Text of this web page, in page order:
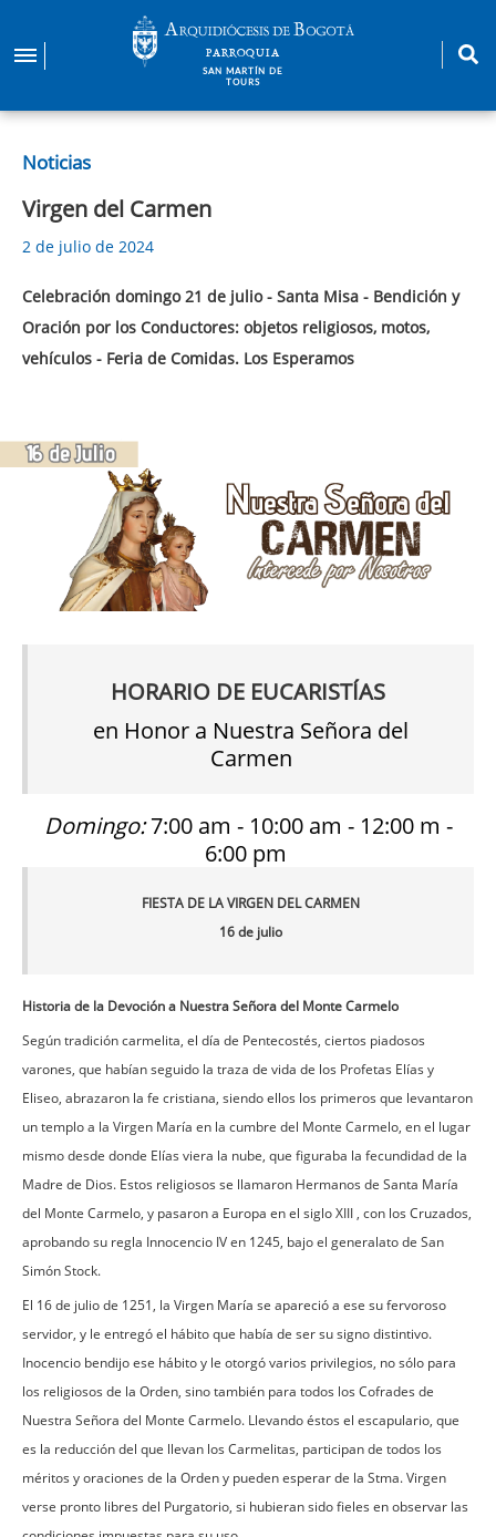
contenido
PARROQUIA
SAN MARTÍN DE
TOURS
Noticias
Virgen del Carmen
2 de julio de 2024
Celebración domingo 21 de julio - Santa Misa - Bendición y
Oración por los Conductores: objetos religiosos, motos,
vehículos - Feria de Comidas. Los Esperamos
HORARIO DE EUCARISTÍAS
en Honor a Nuestra Señora del
Carmen
Domingo:7:00 am - 10:00 am - 12:00 m -
6:00 pm
FIESTA DE LA VIRGEN DEL CARMEN
16 de julio
Historia de la Devoción a Nuestra Señora del Monte Carmelo
Según tradición carmelita, el día de Pentecostés, ciertos piadosos
varones, que habían seguido la traza de vida de los Profetas Elías y
Eliseo, abrazaron la fe cristiana, siendo ellos los primeros que levantaron
un templo a la Virgen María en la cumbre del Monte Carmelo, en el lugar
mismo desde donde Elías viera la nube, que figuraba la fecundidad de la
Madre de Dios. Estos religiosos se llamaron Hermanos de Santa María
del Monte Carmelo, y pasaron a Europa en el siglo XIII , con los Cruzados,
aprobando su regla Innocencio IV en 1245, bajo el generalato de San
Simón Stock.
El 16 de julio de 1251, la Virgen María se apareció a ese su fervoroso
servidor, y le entregó el hábito que había de ser su signo distintivo.
Inocencio bendijo ese hábito y le otorgó varios privilegios, no sólo para
los religiosos de la Orden, sino también para todos los Cofrades de
Nuestra Señora del Monte Carmelo. Llevando éstos el escapulario, que
es la reducción del que llevan los Carmelitas, participan de todos los
méritos y oraciones de la Orden y pueden esperar de la Stma. Virgen
verse pronto libres del Purgatorio, si hubieran sido fieles en observar las